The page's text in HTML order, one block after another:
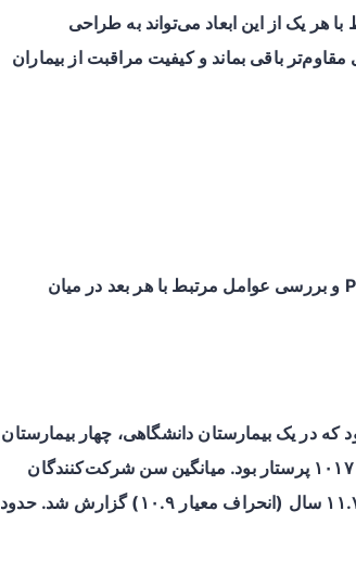
هر یک از این ابعاد می‌تواند به طراحی
باقی بماند و کیفیت مراقبت از بیماران
هدف این مطالعه مقطعی برآورد سطوح سه بعد ProQoL و بررسی عوامل مرتبط با هر بعد در میان
که در یک بیمارستان دانشگاهی، چهار بیمارستان
آموزشی و پنج بیمارستان عمومی انجام شد. اندازه نمونه ۱۰۱۷ پرستار بود. میانگین سن شرکت‌کنندگان
۳۲.۱ سال (انحراف معیار ۱۱.۹) و میانگین تجربه کاری ۱۱.۷ سال (انحراف معیار ۱۰.۹) گزارش شد. حدود